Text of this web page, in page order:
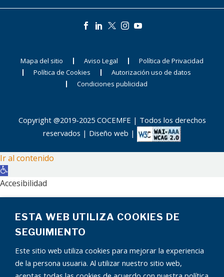
Mapa del sitio Aviso Legal
Política de Privacidad
Política de Cookies
Autorización uso de datos
Condiciones publicidad
Copyright @2019-2025 COCEMFE | Todos los derechos
reservados | Diseño web |
ESTA WEB UTILIZA COOKIES DE
SEGUIMIENTO
Este sitio web utiliza cookies para mejorar la experiencia
de la persona usuaria. Al utilizar nuestro sitio web,
Ir al contenido
Abrir
barra
de
Accesibilidad
Disminuir texto
Escala de grises
Contraste negativo
Fondo claro